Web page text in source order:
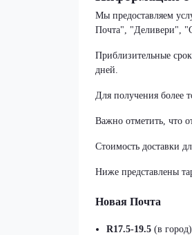
Мы предоставляем
Почта", "Деливери",
Приблизительные
дней.
Для получения более
Важно отметить, что
Стоимость доставки
Ниже представлены
Новая Почта
R17.5-19.5 (в